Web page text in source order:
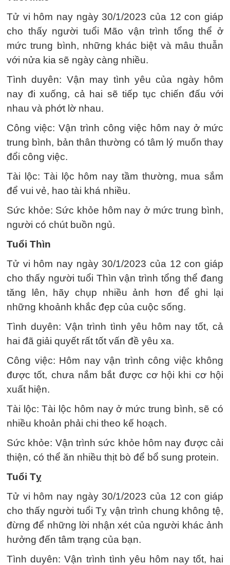
Tử vi hôm nay ngày 30/1/2023 của 12 con giáp
cho thấy người tuổi Mão vận trình tổng thể ở
mức trung bình, những khác biệt và mâu thuẫn
với nửa kia sẽ ngày càng nhiều.
Tình duyên: Vận may tình yêu của ngày hôm
nay đi xuống, cả hai sẽ tiếp tục chiến đấu với
nhau và phớt lờ nhau.
Công việc: Vận trình công việc hôm nay ở mức
trung bình, bản thân thường có tâm lý muốn thay
đổi công việc.
Tài lộc: Tài lộc hôm nay tầm thường, mua sắm
để vui vẻ, hao tài khá nhiều.
Sức khỏe: Sức khỏe hôm nay ở mức trung bình,
người có chút buồn ngủ.
Tuổi Thìn
Tử vi hôm nay ngày 30/1/2023 của 12 con giáp
cho thấy người tuổi Thìn vận trình tổng thể đang
tăng lên, hãy chụp nhiều ảnh hơn để ghi lại
những khoảnh khắc đẹp của cuộc sống.
Tình duyên: Vận trình tình yêu hôm nay tốt, cả
hai đã giải quyết rất tốt vấn đề yêu xa.
Công việc: Hôm nay vận trình công việc không
được tốt, chưa nắm bắt được cơ hội khi cơ hội
xuất hiện.
Tài lộc: Tài lộc hôm nay ở mức trung bình, sẽ có
nhiều khoản phải chi theo kế hoạch.
Sức khỏe: Vận trình sức khỏe hôm nay được cải
thiện, có thể ăn nhiều thịt bò để bổ sung protein.
Tuổi Tỵ
Tử vi hôm nay ngày 30/1/2023 của 12 con giáp
cho thấy người tuổi Tỵ vận trình chung không tệ,
đừng để những lời nhận xét của người khác ảnh
hưởng đến tâm trạng của bạn.
Tình duyên: Vận trình tình yêu hôm nay tốt, hai